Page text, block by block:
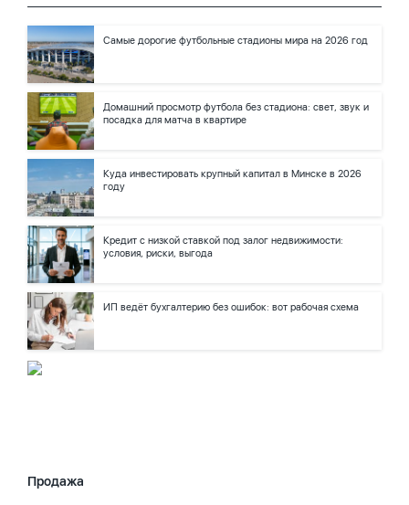
Самые дорогие футбольные стадионы мира на 2026 год
Домашний просмотр футбола без стадиона: свет, звук и
посадка для матча в квартире
Куда инвестировать крупный капитал в Минске в 2026
году
Кредит с низкой ставкой под залог недвижимости:
условия, риски, выгода
ИП ведёт бухгалтерию без ошибок: вот рабочая схема
Продажа